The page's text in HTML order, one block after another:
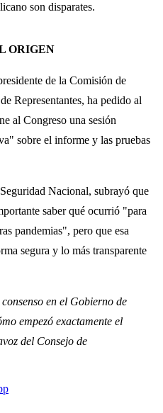
son disparates.
ORIGEN
de la Comisión de
Representantes, ha pedido al
al Congreso una sesión
sobre el informe y las pruebas
Nacional, subrayó que
saber qué ocurrió "para
pandemias", pero que esa
segura y lo más transparente
en el Gobierno de
empezó exactamente el
del Consejo de